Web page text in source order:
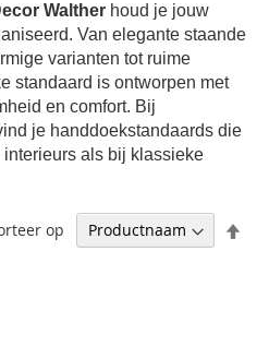
Walther houd je jouw
Van elegante staande
varianten tot ruime
standaard is ontworpen met
en comfort. Bij
je handdoekstandaards die
als bij klassieke
op